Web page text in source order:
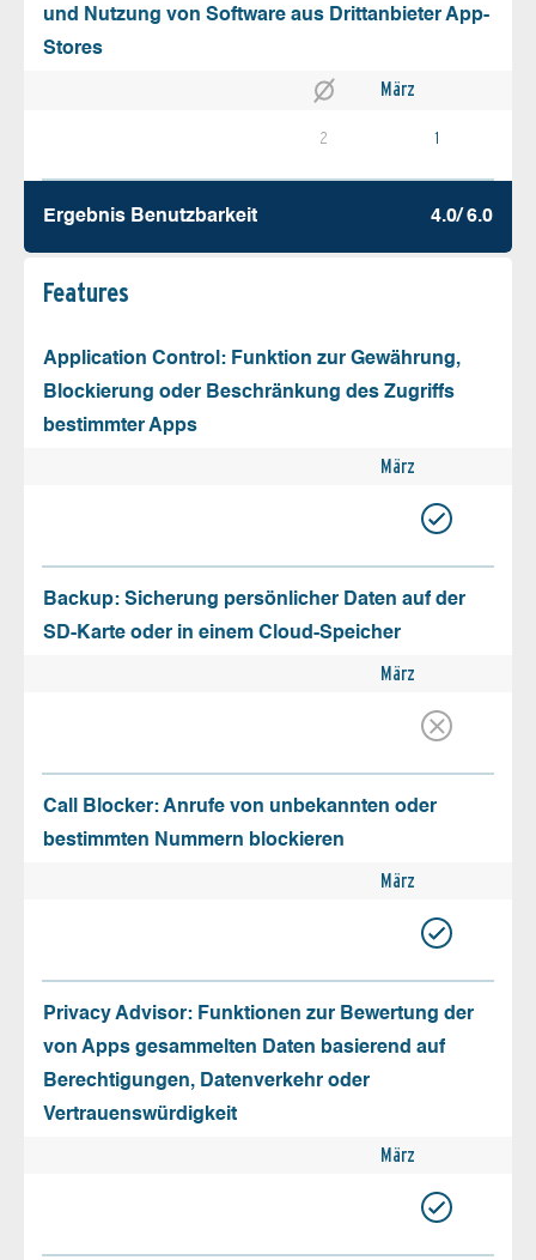
und Nutzung von Software aus Drittanbieter App-
Stores
März
2 1
Ergebnis Benutz­barkeit 4.0/ 6.0
Features
Application Control: Funktion zur Gewährung,
Blockierung oder Beschränkung des Zugriffs
bestimmter Apps
März
Backup: Sicherung persönlicher Daten auf der
SD-Karte oder in einem Cloud-Speicher
März
Call Blocker: Anrufe von unbekannten oder
bestimmten Nummern blockieren
März
Privacy Advisor: Funktionen zur Bewertung der
von Apps gesammelten Daten basierend auf
Berechtigungen, Datenverkehr oder
Vertrauenswürdigkeit
März